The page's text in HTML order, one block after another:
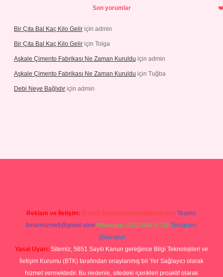
Son yorumlar
Bir Çıta Bal Kaç Kilo Gelir için admin
Bir Çıta Bal Kaç Kilo Gelir için Tolga
Aşkale Çimento Fabrikası Ne Zaman Kuruldu için admin
Aşkale Çimento Fabrikası Ne Zaman Kuruldu için Tuğba
Debi Neye Bağlıdır için admin
Reklam ve İletişim: E-mail: backlinkpaneli@gmail.com Teams:
forumhizmeti@gmail.com Whatsapp: 0262 606 0 726 Telegram:
@karabul
Yasal Uyarı: Sitemiz, 5651 Sayılı Kanun gereğince Bilgi Teknolojileri ve
İletişim Kurumu (BTK) tarafından onaylanmış bir Yer Sağlayıcı olarak
hizmet vermektedir. Bu nedenle, sitedeki içerikleri proaktif olarak